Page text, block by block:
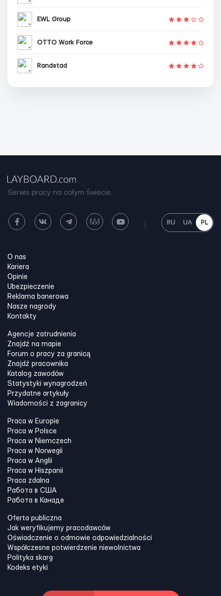
EWL Group
OTTO Work Force
Randstad
Serwis pracy na całym świecie.
RU UA PL
O nas
Kariera
Opinie
Ubezpieczenie
Reklama banerowa
Nasze nagrody
Kontakty
Agencje zatrudnienia
Znajdź na mapie
Forum o pracy za granicą
Znajdź pracownika
Katalog zawodów
Statystyki wynagrodzeń
Przydatne artykuły
Wiadomości z zagranicy
Praca w Europie
Praca w Polsce
Praca w Niemczech
Praca w Norwegii
Praca w Anglii
Praca w Hiszpanii
Praca zdalna
Работа в США
Работа в Канадe
Oferta publiczna
Jak weryfikujemy pracodawców
Oświadczenie o odmowie odpowiedzialności
Współczesne potwierdzenie niewolnictwa
Polityka skarg
Kodeks etyki